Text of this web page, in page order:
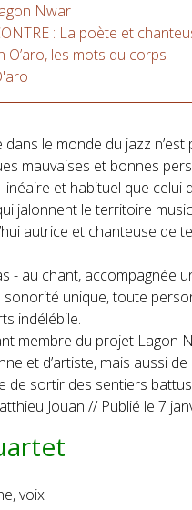
Nwar
: La poète et
O’aro, les mots du corps
le monde du jazz
mauvaises et bonnes
et habituel que
jalonnent le territoire
autrice et chanteuse
- au chant, accompagnée
unique, toute
indélébile.
membre du projet Lagon
et d’artiste, mais aussi
de sortir des sentiers
Jouan // Publié le 7
voix